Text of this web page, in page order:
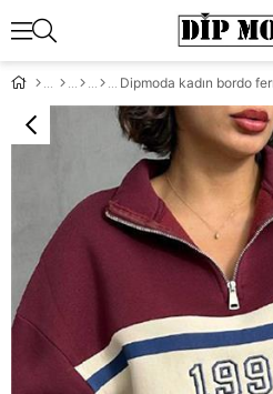
Dipmoda kadın bordo